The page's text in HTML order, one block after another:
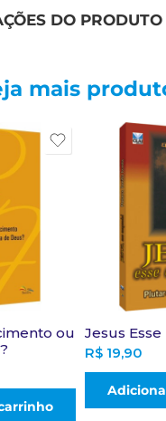
DO PRODUTO
mais
ou
Jesus
R$ 19,90